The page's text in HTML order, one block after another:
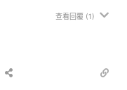
查看回覆 (1)